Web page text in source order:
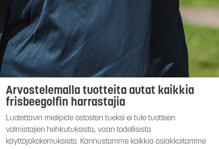
Arvostelemalla tuotteita autat kaikkia
frisbeegolfin harrastajia
Luotettavin mielipide ostosten tueksi ei tule tuotteen
valmistajien hehkutuksista, vaan todellisista
käyttäjäkokemuksista. Kannustamme kaikkia asiakkaitamme